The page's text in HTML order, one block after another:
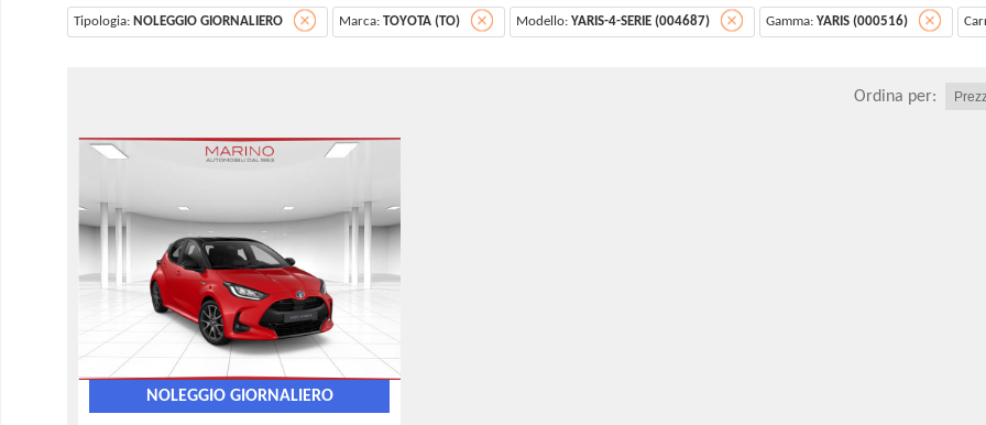
Tipologia: NOLEGGIO GIORNALIERO Marca: TOYOTA (TO) Modello: YARIS-4-SERIE (004687) Gamma: YARIS (000516)
Ordina per:
NOLEGGIO GIORNALIERO